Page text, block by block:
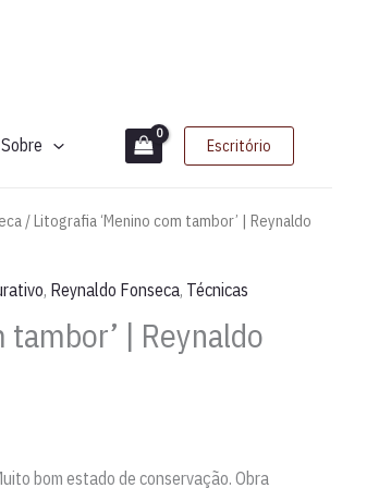
Sobre Escritório
/ Litografia ‘Menino com tambor’ | Reynaldo
, Reynaldo Fonseca, Técnicas
tambor’ | Reynaldo
bom estado de conservação. Obra